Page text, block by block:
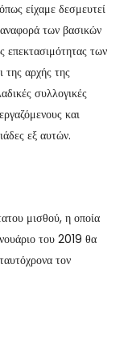
είχαμε δεσμευτεί
των βασικών
των
της αρχής της
συλλογικές
και
εξ αυτών.
μισθού, η οποία
του 2019 θα
τον